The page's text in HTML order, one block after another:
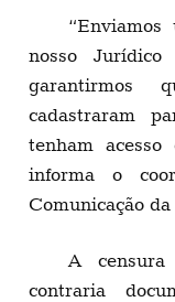
nosso
garantirmos
cadastraram
tenham
informa o
Comunicação
A
contraria